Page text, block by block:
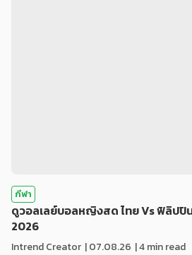
กีฬา
ดูวอลเลย์บอลหญิงสด ไทย Vs ฟิลิปปิ
2026
Intrend Creator |07.08.26 | 4 min read